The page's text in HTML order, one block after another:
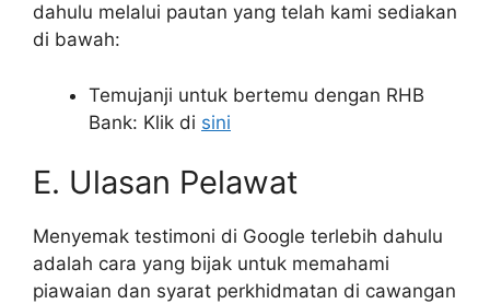
dahulu melalui pautan yang telah kami sediakan
di bawah:
Temujanji untuk bertemu dengan RHB
Bank: Klik di sini
E. Ulasan Pelawat
Menyemak testimoni di Google terlebih dahulu
adalah cara yang bijak untuk memahami
piawaian dan syarat perkhidmatan di cawangan